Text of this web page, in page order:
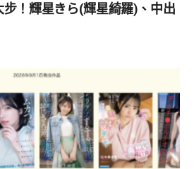
步！輝星きら(輝星綺羅)、中出